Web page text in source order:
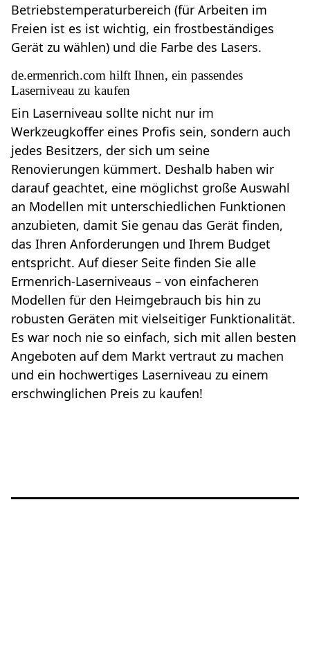
Betriebstemperaturbereich (für Arbeiten im
Freien ist es ist wichtig, ein frostbeständiges
Gerät zu wählen) und die Farbe des Lasers.
de.ermenrich.com hilft Ihnen, ein passendes
Laserniveau zu kaufen
Ein Laserniveau sollte nicht nur im
Werkzeugkoffer eines Profis sein, sondern auch
jedes Besitzers, der sich um seine
Renovierungen kümmert. Deshalb haben wir
darauf geachtet, eine möglichst große Auswahl
an Modellen mit unterschiedlichen Funktionen
anzubieten, damit Sie genau das Gerät finden,
das Ihren Anforderungen und Ihrem Budget
entspricht. Auf dieser Seite finden Sie alle
Ermenrich-Laserniveaus – von einfacheren
Modellen für den Heimgebrauch bis hin zu
robusten Geräten mit vielseitiger Funktionalität.
Es war noch nie so einfach, sich mit allen besten
Angeboten auf dem Markt vertraut zu machen
und ein hochwertiges Laserniveau zu einem
erschwinglichen Preis zu kaufen!